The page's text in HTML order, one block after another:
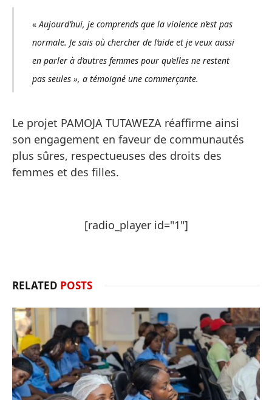
«Aujourd’hui, je comprends que la violence n’est pas
normale. Je sais où chercher de l’aide et je veux aussi
en parler à d’autres femmes pour qu’elles ne restent
pas seules », a témoigné une commerçante.
Le projet PAMOJA TUTAWEZA réaffirme ainsi
son engagement en faveur de communautés
plus sûres, respectueuses des droits des
femmes et des filles.
[radio_player id="1"]
RELATED POSTS